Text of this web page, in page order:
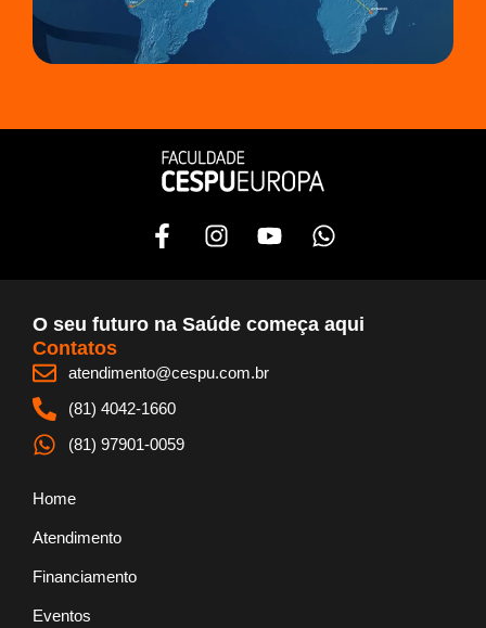
F
a
c
b
o
k
-
f
I
n
s
a
r
Y
o
u
u
e
W
h
a
s
O seu futuro na Saúde começa aqui
Contatos
atendimento@cespu.com.br
(81) 4042-1660
(81) 97901-0059
Home
Atendimento
Financiamento
Eventos